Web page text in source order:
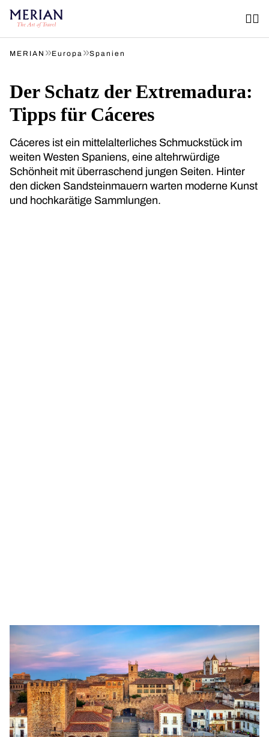
MERIAN »Europa »Spanien
Der Schatz der Extremadura:
Tipps für Cáceres
Cáceres ist ein mittelalterliches Schmuckstück im
weiten Westen Spaniens, eine altehrwürdige
Schönheit mit überraschend jungen Seiten. Hinter
den dicken Sandsteinmauern warten moderne Kunst
und hochkarätige Sammlungen.